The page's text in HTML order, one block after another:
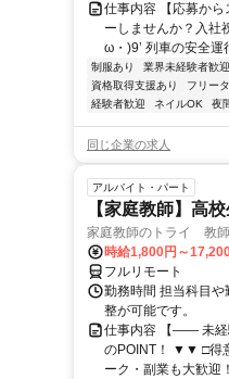
仕事内容 【応募か
ーしませんか？入社
ω・)9’ 列車の安全運
制服あり 業界未経験者歓迎
資格取得支援あり
フリー
経験者歓迎
ネイルOK 夜
同じ企業の求人
アルバイト・パート
【家庭教師】高
家庭教師のトライ 教
時給1,800円～
フルリモート
勤務時間 担当科目
整が可能です。
仕事内容 【―― 未
のPOINT！ ▼▼ □得
ーク・副業も大歓迎